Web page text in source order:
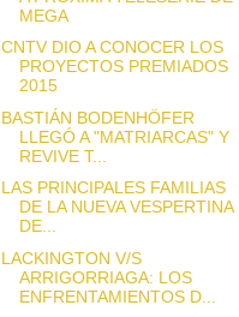
MEGA
CNTV DIO A CONOCER LOS
PROYECTOS PREMIADOS
2015
BASTIÁN BODENHÖFER
LLEGÓ A "MATRIARCAS" Y
REVIVE T...
LAS PRINCIPALES FAMILIAS
DE LA NUEVA VESPERTINA
DE...
LACKINGTON V/S
ARRIGORRIAGA: LOS
ENFRENTAMIENTOS D...